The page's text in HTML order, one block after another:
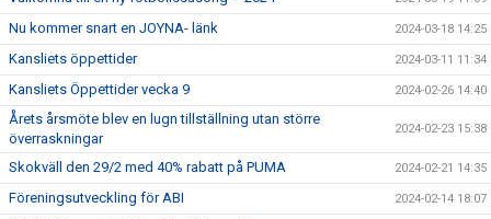
Nu kommer snart en JOYNA- länk 2024-03-18 14:25
Kansliets öppettider 2024-03-11 11:34
Kansliets Öppettider vecka 9 2024-02-26 14:40
Årets årsmöte blev en lugn tillställning utan större
överraskningar
2024-02-23 15:38
Skokväll den 29/2 med 40% rabatt på PUMA 2024-02-21 14:35
Föreningsutveckling för ABI 2024-02-14 18:07